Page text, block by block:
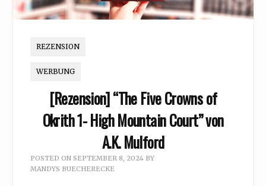
REZENSION
WERBUNG
[Rezension] “The Five Crowns of
Okrith 1- High Mountain Court” von
A.K. Mulford
POSTED ON SEPTEMBER 8, 2024 BY
MANDYS BUECHERECKE